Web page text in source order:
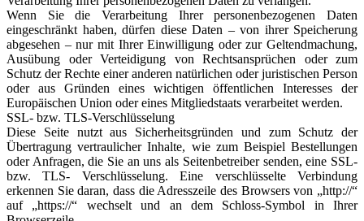
Wenn Sie die Verarbeitung Ihrer personenbezogenen Daten
eingeschränkt haben, dürfen diese Daten – von ihrer Speicherung
abgesehen – nur mit Ihrer Einwilligung oder zur Geltendmachung,
Ausübung oder Verteidigung von Rechtsansprüchen oder zum
Schutz der Rechte einer anderen natürlichen oder juristischen Person
oder aus Gründen eines wichtigen öffentlichen Interesses der
Europäischen Union oder eines Mitgliedstaats verarbeitet werden.
SSL- bzw. TLS-Verschlüsselung
Diese Seite nutzt aus Sicherheitsgründen und zum Schutz der
Übertragung vertraulicher Inhalte, wie zum Beispiel Bestellungen
oder Anfragen, die Sie an uns als Seitenbetreiber senden, eine SSL-
bzw. TLS- Verschlüsselung. Eine verschlüsselte Verbindung
erkennen Sie daran, dass die Adresszeile des Browsers von „http://“
auf „https://“ wechselt und an dem Schloss-Symbol in Ihrer